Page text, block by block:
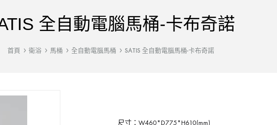
全自動電腦馬桶-卡布奇諾
首頁 衛浴 馬桶 全自動電腦馬桶 SATIS 全自動電腦馬桶-卡布奇諾
尺寸：W460*D775*H610(mm)